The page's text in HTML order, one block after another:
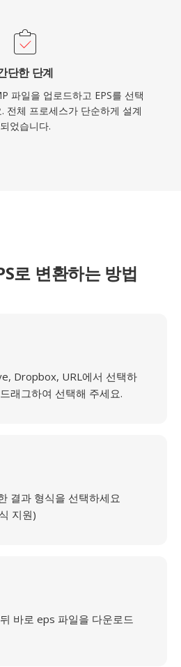
단한 단계
파일을 업로드하고 EPS를 선택
전체 프로세스가 단순하게 설계
되었습니다.
로 변환하는 방법
Dropbox, URL에서 선택하
래그하여 선택해 주세요.
결과 형식을 선택하세요
지원)
바로 eps 파일을 다운로드